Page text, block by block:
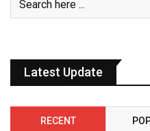
Latest Update
RECENT